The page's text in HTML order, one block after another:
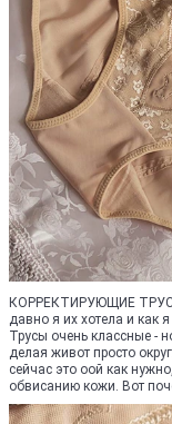
КОРРЕКТИРУЮЩИЕ ТРУСЫ
давно я их хотела и как
Трусы очень классные -
делая живот просто
сейчас это оой как
обвисанию кожи. Вот